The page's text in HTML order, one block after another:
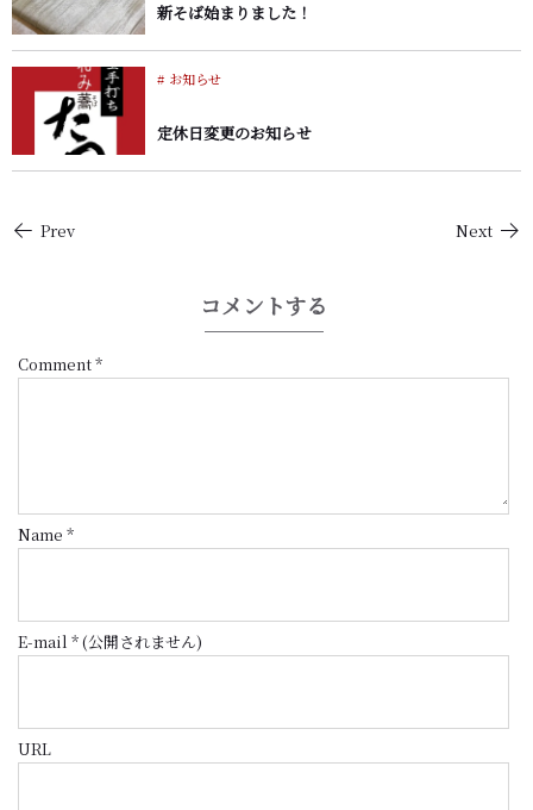
新そば始まりました！
お知らせ
定休日変更のお知らせ
Prev Next
コメントする
Comment*
Name *
E-mail *(公開されません)
URL